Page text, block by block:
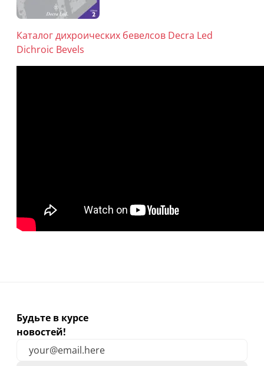
Каталог дихроических бевелсов Decra Led
Dichroic Bevels
Будьте в курсе
новостей!